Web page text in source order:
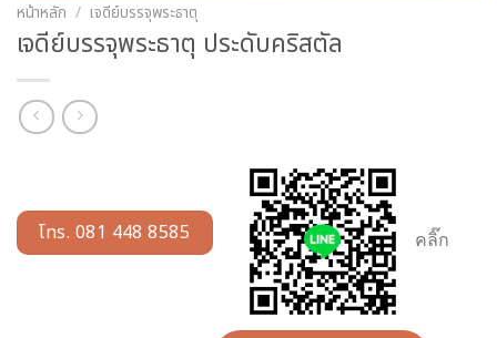
หน้าหลัก / เจดีย์บรรจุพระธาตุ
เจดีย์บรรจุพระธาตุ ประดับคริสตัล
โทร. 081 448 8585 คลิ๊ก